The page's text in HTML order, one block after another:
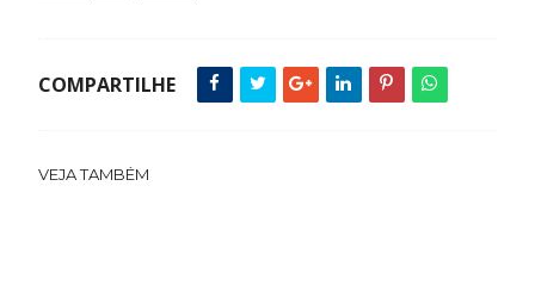
COMPARTILHE
VEJA TAMBÉM